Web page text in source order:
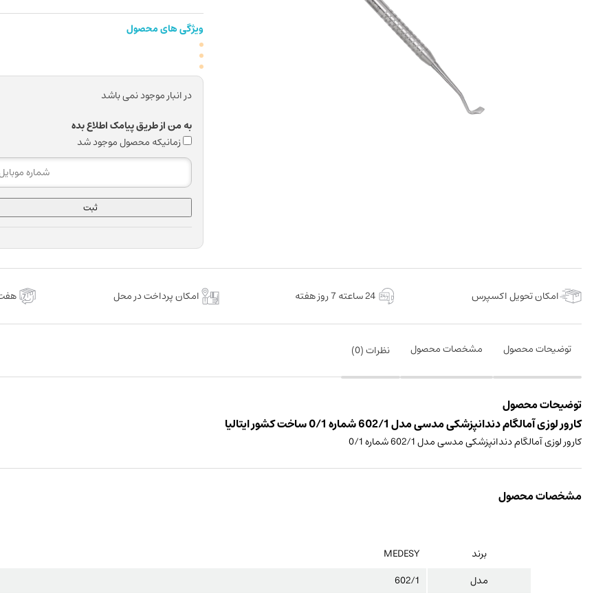
ویژگی های محصول
در انبار موجود نمی باشد
به من از طریق پیامک اطلاع بده
زمانیکه محصول موجود شد
ثبت
امکان تحویل اکسپرس 24 ساعته 7 روز هفته امکان پرداخت در محل
توضیحات محصول مشخصات محصول نظرات (0
)
توضیحات محصول
کارور لوزی آمالگام دندانپزشکی مدسی مدل 602/1 شماره 0/1 ساخت کشور ایتالیا
کارور لوزی آمالگام دندانپزشکی مدسی مدل 602/1 شماره 0/1
مشخصات محصول
برند
MEDESY
مدل
602/1